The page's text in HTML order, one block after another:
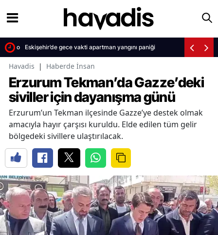
oldu Eskişehir’de gece vakti apartman yangını paniği
Havadis | Haberde İnsan
Erzurum Tekman’da Gazze’deki
siviller için dayanışma günü
Erzurum’un Tekman ilçesinde Gazze’ye destek olmak
amacıyla hayır çarşısı kuruldu. Elde edilen tüm gelir
bölgedeki sivillere ulaştırılacak.